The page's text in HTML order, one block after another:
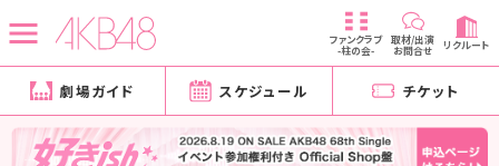
ファンクラブ
-柱の会-
取材/出演
お問合せ リクルート
劇場ガイド スケジュール チケット